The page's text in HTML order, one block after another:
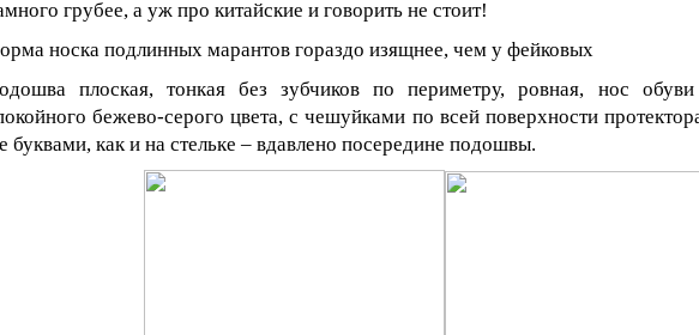
грубее, а уж про китайские и говорить не стоит!
носка подлинных марантов гораздо изящнее, чем у фейковых
плоская, тонкая без зубчиков по периметру, ровная, нос
бежево-серого цвета, с чешуйками по всей поверхности
буквами, как и на стельке – вдавлено посередине подошвы.